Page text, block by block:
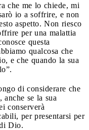
che me lo chiede, mi
io a soffrire, e non
aspetto. Non riesco
per una malattia
questa
qualcosa che
e che quando la sua
di considerare che
se la sua
conserverà
per presentarsi per
Dio.